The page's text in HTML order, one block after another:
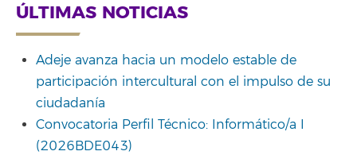
ÚLTIMAS NOTICIAS
Adeje avanza hacia un modelo estable de
participación intercultural con el impulso de su
ciudadanía
Convocatoria Perfil Técnico: Informático/a I
(2026BDE043)